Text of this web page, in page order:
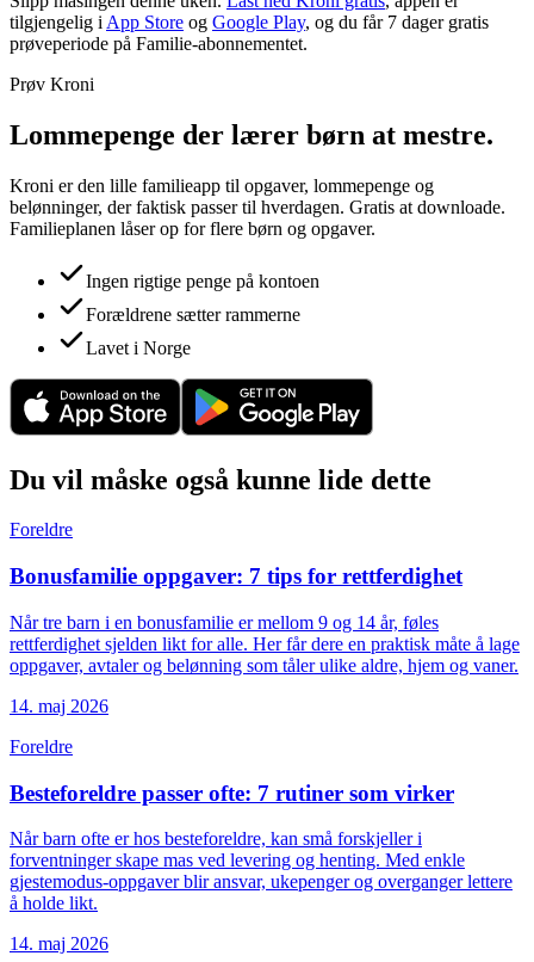
tilgjengelig i App Store og Google Play, og du får 7 dager gratis
prøveperiode på Familie-abonnementet.
Prøv Kroni
Lommepenge der lærer børn at mestre.
Kroni er den lille familieapp til opgaver, lommepenge og
belønninger, der faktisk passer til hverdagen. Gratis at downloade.
Familieplanen låser op for flere børn og opgaver.
Ingen rigtige penge på kontoen
Forældrene sætter rammerne
Lavet i Norge
Du vil måske også kunne lide dette
Foreldre
Bonusfamilie oppgaver: 7 tips for rettferdighet
Når tre barn i en bonusfamilie er mellom 9 og 14 år, føles
rettferdighet sjelden likt for alle. Her får dere en praktisk måte å lage
oppgaver, avtaler og belønning som tåler ulike aldre, hjem og vaner.
14. maj 2026
Foreldre
Besteforeldre passer ofte: 7 rutiner som virker
Når barn ofte er hos besteforeldre, kan små forskjeller i
forventninger skape mas ved levering og henting. Med enkle
gjestemodus-oppgaver blir ansvar, ukepenger og overganger lettere
å holde likt.
14. maj 2026